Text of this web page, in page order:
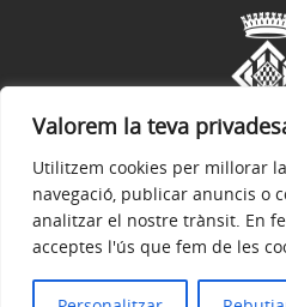
Valorem la teva
Utilitzem cookies per millorar
navegació, publicar anuncis o
analitzar el nostre trànsit. En
acceptes l'ús que fem de les
Avís legal Política de